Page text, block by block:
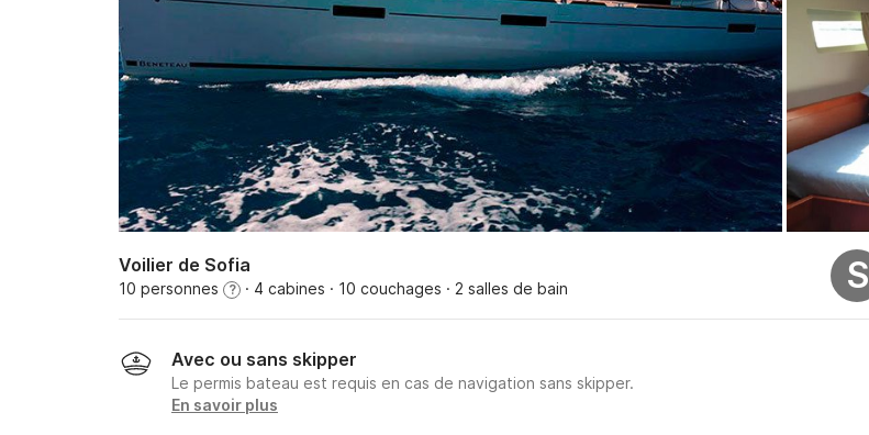
Voilier de Sofia
10 personnes ? · 4 cabines · 10 couchages · 2 salles de bain S
Avec ou sans skipper
Le permis bateau est requis en cas de navigation sans skipper.
En savoir plus